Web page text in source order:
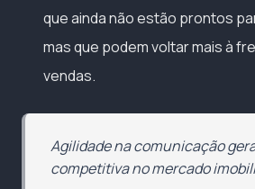
que ainda não estão prontos
mas que podem voltar mais à
vendas.
Agilidade na comunicação
competitiva no mercado